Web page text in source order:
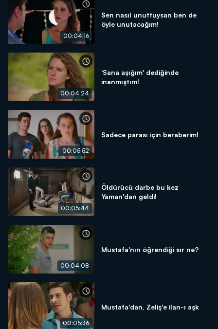
00:04:16
Sen nasıl unuttuysan ben de
öyle unutacağım!
00:04:24
'Sana aşığım' dediğinde
inanmıştım!
00:05:52
Sadece parası için beraberim!
00:05:44
Öldürücü darbe bu kez
Yaman'dan geldi!
00:04:08
Mustafa'nın öğrendiği sır ne?
00:05:36
Mustafa'dan, Zeliş'e ilan-ı aşk